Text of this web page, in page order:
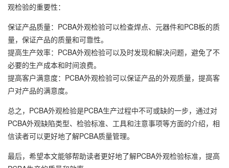
观检验的重要性：
保证产品质量：PCBA外观检验可以检查焊点、元器件和PCB板的质
量，保证产品的质量和可靠性。
提高生产效率：PCBA外观检验可以及时发现和解决问题，避免了不
必要的生产成本和时间浪费。
提高客户满意度：PCBA外观检验可以保证产品的外观质量，提高客
户对产品的满意度。
总之，PCBA外观检验是PCBA生产过程中不可或缺的一步，通过对
PCBA外观缺陷类型、检验标准、工具和注意事项等方面的介绍，相
信读者可以更好地了解PCBA质量管理。
最后，希望本文能够帮助读者更好地了解PCBA外观检验标准，提高